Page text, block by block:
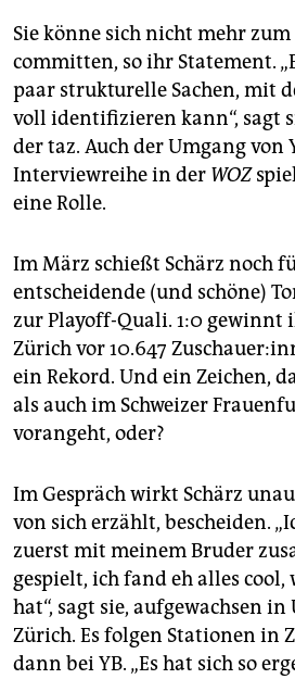
Sie könne sich nicht mehr
committen, so ihr Statement.
paar strukturelle Sachen, mit
voll identifizieren kann“, sagt
der taz. Auch der Umgang von
Interviewreihe in der WOZ
eine Rolle.
Im März schießt Schärz noch
entscheidende (und schöne)
zur Playoff-Quali. 1:0 gewinnt
Zürich vor 10.647
ein Rekord. Und ein Zeichen,
als auch im Schweizer
vorangeht, oder?
Im Gespräch wirkt Schärz
von sich erzählt, bescheiden.
zuerst mit meinem Bruder
gespielt, ich fand eh alles cool,
hat“, sagt sie, aufgewachsen
Zürich. Es folgen Stationen in
dann bei YB. „Es hat sich so